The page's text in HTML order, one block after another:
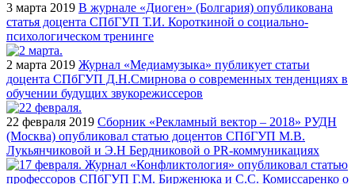
3 марта 2019 В журнале «Диоген» (Болгария) опубликована
статья доцента СПбГУП Т.И. Короткиной о социально-
психологическом тренинге
2 марта 2019 Журнал «Медиамузыка» публикует статьи
доцента СПбГУП Д.Н.Смирнова о современных тенденциях в
обучении будущих звукорежиссеров
22 февраля 2019 Сборник «Рекламный вектор – 2018» РУДН
(Москва) опубликовал статью доцентов СПбГУП М.В.
Лукьянчиковой и Э.Н Бердниковой о PR-коммуникациях